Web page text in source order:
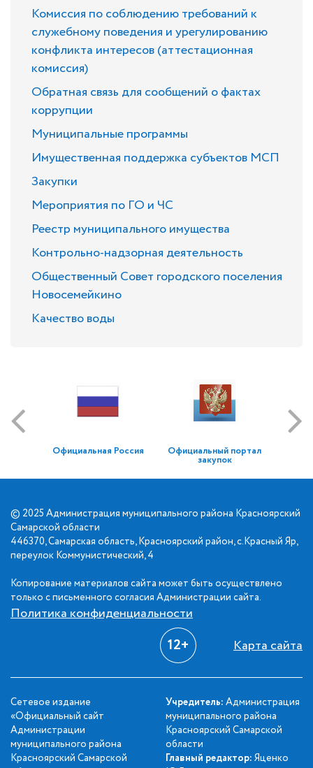
Комиссия по соблюдению требований к
служебному поведения и урегулированию
конфликта интересов (аттестационная
комиссия)
Обратная связь для сообщений о фактах
коррупции
Муниципальные программы
Имущественная поддержка субъектов МСП
Закупки
Мероприятия по ГО и ЧС
Реестр муниципального имущества
Контрольно-надзорная деятельность
Общественный Совет городского поселения
Новосемейкино
Качество воды
Официальная Россия Официальный портал
закупок
© 2025 Администрация муниципального района Красноярский
Самарской области
446370, Самарская область, Красноярский район, с.Красный Яр,
переулок Коммунистический, 4
Копирование материалов сайта может быть осуществлено
только с письменного согласия Администрации сайта.
Политика конфиденциальности
12+ Карта сайта
Сетевое издание
«Официальный сайт
Администрации
муниципального района
Красноярский Самарской
Учредитель: Администрация
муниципального района
Красноярский Самарской
области
Главный редактор: Яценко